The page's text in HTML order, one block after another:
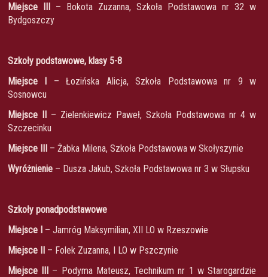
Miejsce III – Bokota Zuzanna, Szkoła Podstawowa nr 32 w
Bydgoszczy
Szkoły podstawowe, klasy 5-8
Miejsce I – Łozińska Alicja, Szkoła Podstawowa nr 9 w
Sosnowcu
Miejsce II – Zielenkiewicz Paweł, Szkoła Podstawowa nr 4 w
Szczecinku
Miejsce III – Żabka Milena, Szkoła Podstawowa w Skołyszynie
Wyróżnienie – Dusza Jakub, Szkoła Podstawowa nr 3 w Słupsku
Szkoły ponadpodstawowe
Miejsce I – Jamróg Maksymilian, XII LO w Rzeszowie
Miejsce II – Folek Zuzanna, I LO w Pszczynie
Miejsce III – Podyma Mateusz, Technikum nr 1 w Starogardzie